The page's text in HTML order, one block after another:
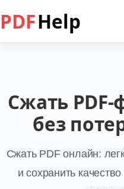
PDFHelp
Сжать
без
Сжать PDF онлайн:
и сохранить